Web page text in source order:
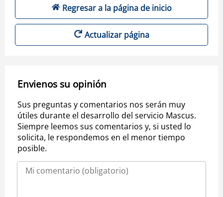
Regresar a la página de inicio
Actualizar página
Envienos su opinión
Sus preguntas y comentarios nos serán muy
útiles durante el desarrollo del servicio Mascus.
Siempre leemos sus comentarios y, si usted lo
solicita, le respondemos en el menor tiempo
posible.